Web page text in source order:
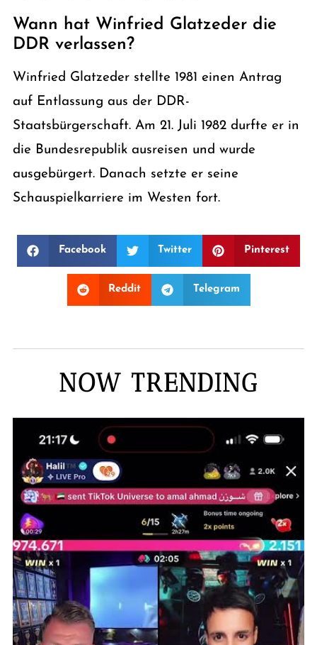
Wann hat Winfried Glatzeder die
DDR verlassen?
Winfried Glatzeder stellte 1981 einen Antrag
auf Entlassung aus der DDR-
Staatsbürgerschaft. Am 21. Juli 1982 durfte er in
die Bundesrepublik ausreisen und wurde
ausgebürgert. Danach setzte er seine
Schauspielkarriere im Westen fort.
Facebook Twitter Pinterest
Reddit Telegram
NOW TRENDING